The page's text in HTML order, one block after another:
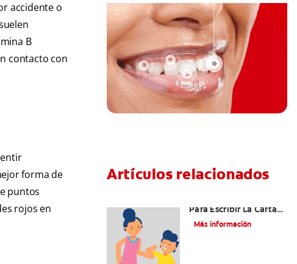
accidente o
B
contacto con
forma de
puntos
rojos en
Artículos relacionados
Para Escribir La Carta
Al Ratón Pérez Y
Más información